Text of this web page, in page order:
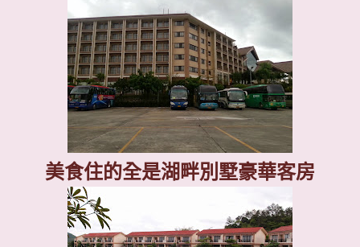
美食住的全是湖畔別墅豪華客房